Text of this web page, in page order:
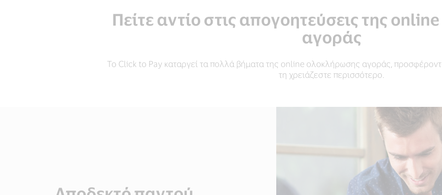
Πείτε αντίο στις απογοητεύσεις της
αγοράς
Το Click to Pay καταργεί τα πολλά βήματα της online ολοκλήρωσης αγοράς,
τη χρειάζεστε περισσότερο.